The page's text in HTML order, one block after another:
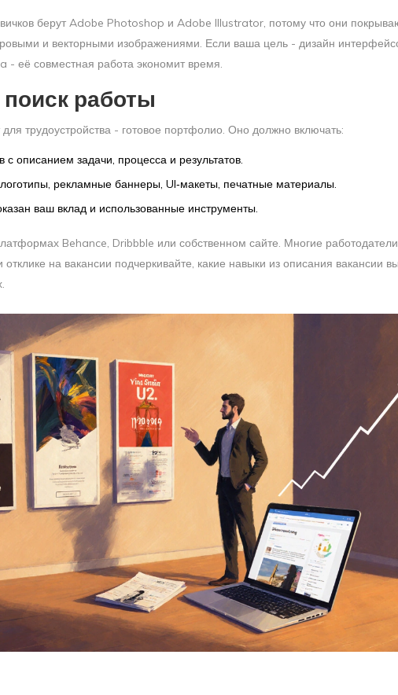
берут Adobe Photoshop и Adobe Illustrator, потому что они
и векторными изображениями. Если ваша цель - дизайн
- её совместная работа экономит время.
работы
трудоустройства - готовое портфолио. Оно должно включать:
с описанием задачи, процесса и результатов.
рекламные баннеры, UI‑макеты, печатные материалы.
ваш вклад и использованные инструменты.
Behance, Dribbble или собственном сайте. Многие
на вакансии подчеркивайте, какие навыки из описания вакансии